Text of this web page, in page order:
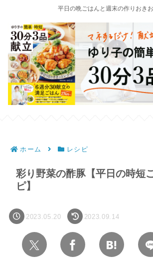
平日の晩ごはんと週末の作りおき
ホーム レシピ
彩り野菜の酢豚【平日の時短
ピ】
2023.05.20 2023.09.14